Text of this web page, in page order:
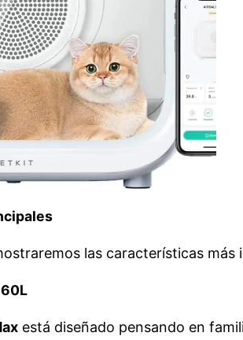
las características
está diseñado pensando en